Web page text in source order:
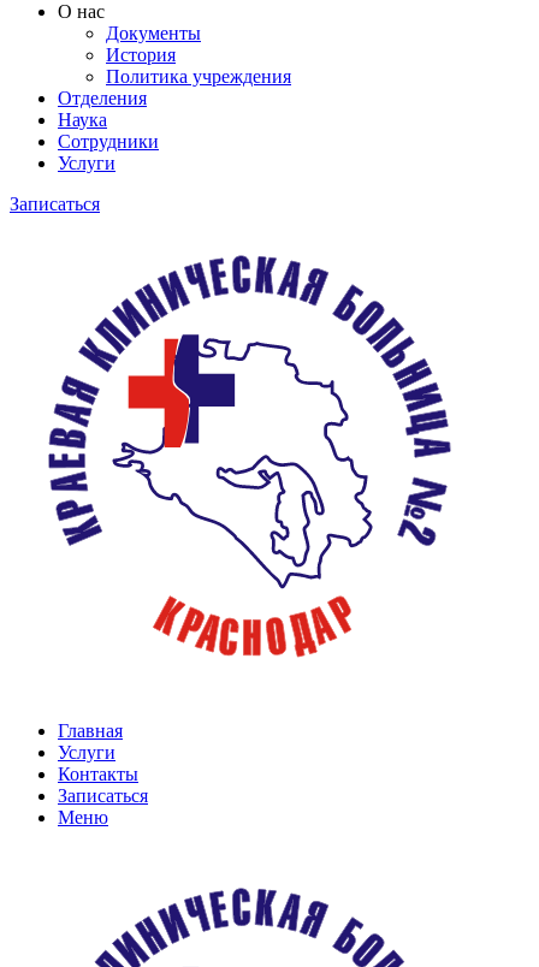
О нас
Документы
История
Политика учреждения
Отделения
Наука
Сотрудники
Услуги
Записаться
Главная
Услуги
Контакты
Записаться
Меню